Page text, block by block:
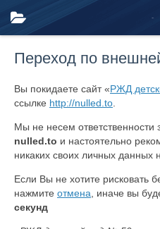
Переход по
Вы покидаете сайт «РЖД
ссылке http://nulled.to
Мы не несем ответственности
nulled.to и настоятельно
никаких своих личных данных
Если Вы не хотите рисковать
нажмите отмена , иначе вы
секунд